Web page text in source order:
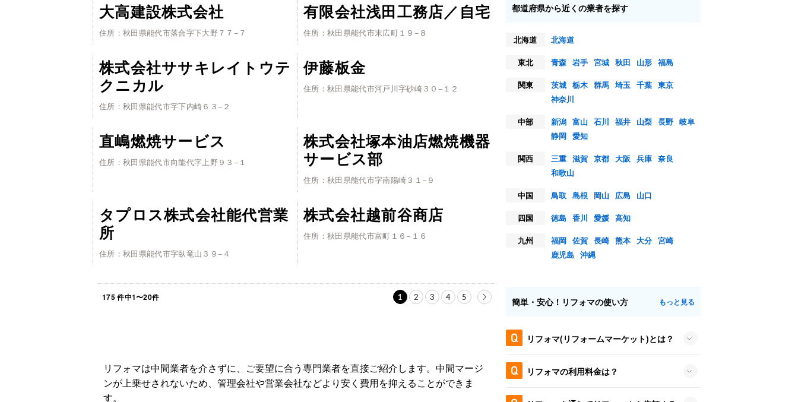
大高建設株式会社
住所：秋田県能代市落合字下大野７７−７
有限会社浅田工務店／自宅
住所：秋田県能代市末広町１９−８
株式会社ササキレイトウテ
クニカル
住所：秋田県能代市字下内崎６３−２
伊藤板金
住所：秋田県能代市河戸川字砂崎３０−１２
直嶋燃焼サービス
住所：秋田県能代市向能代字上野９３−１
株式会社塚本油店燃焼機器
サービス部
住所：秋田県能代市字南陽崎３１−９
タプロス株式会社能代営業
所
住所：秋田県能代市字臥竜山３９−４
株式会社越前谷商店
住所：秋田県能代市富町１６−１６
175件中1〜20件 1 2 3 4 5
リフォマは中間業者を介さずに、ご要望に合う専門業者を直接ご紹介します。中間マージ
ンが上乗せされないため、管理会社や営業会社などより安く費用を抑えることができま
す。
都道府県から近くの業者を探す
北海道
北海道
東北
青森 岩手 宮城 秋田 山形 福島
関東
茨城 栃木 群馬 埼玉 千葉 東京
神奈川
中部
新潟 富山 石川 福井 山梨 長野 岐阜
静岡 愛知
関西
三重 滋賀 京都 大阪 兵庫 奈良
和歌山
中国
鳥取 島根 岡山 広島
山口
四国
徳島 香川 愛媛 高知
九州
福岡 佐賀 長崎 熊本 大分 宮崎
鹿児島 沖縄
簡単・安心！リフォマの使い方 もっと見る
リフォマ(リフォームマーケット)とは？
リフォマの利用料金は？